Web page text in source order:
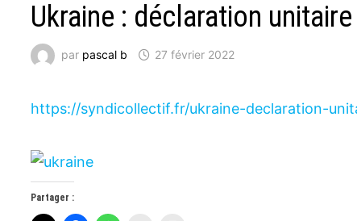
Ukraine : déclaration
par pascal b 27 février 2022
https://syndicollectif.fr/ukraine-declaration-
Partager :